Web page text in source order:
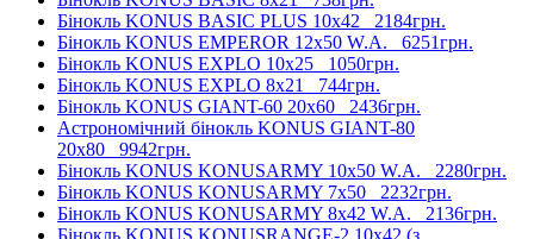
Бінокль KONUS BASIC PLUS 10x42 2184грн.
Бінокль KONUS EMPEROR 12x50 W.A. 6251грн.
Бінокль KONUS EXPLO 10x25 1050грн.
Бінокль KONUS EXPLO 8x21 744грн.
Бінокль KONUS GIANT-60 20x60 2436грн.
Астрономічний бінокль KONUS GIANT-80
20x80 9942грн.
Бінокль KONUS KONUSARMY 10x50 W.A. 2280грн.
Бінокль KONUS KONUSARMY 7x50 2232грн.
Бінокль KONUS KONUSARMY 8x42 W.A. 2136грн.
Бінокль KONUS KONUSRANGE-2 10x42 (з